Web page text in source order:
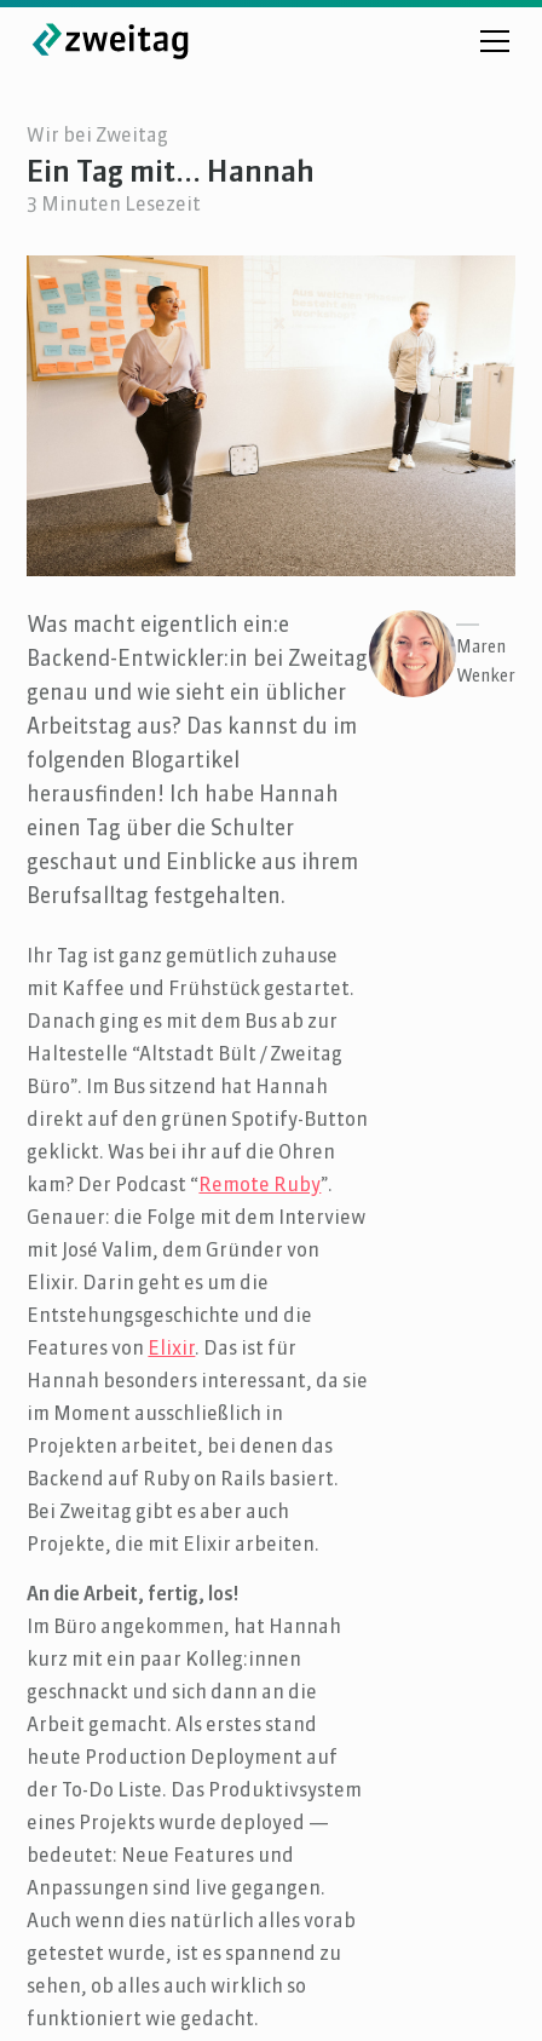
Wir bei Zweitag
Ein Tag mit... Hannah
3 Minuten Lesezeit
Was macht eigentlich ein:e
Backend-Entwickler:in bei Zweitag
genau und wie sieht ein üblicher
Arbeitstag aus? Das kannst du im
folgenden Blogartikel
herausfinden! Ich habe Hannah
einen Tag über die Schulter
geschaut und Einblicke aus ihrem
Berufsalltag festgehalten.
Ihr Tag ist ganz gemütlich zuhause
mit Kaffee und Frühstück gestartet.
Danach ging es mit dem Bus ab zur
Haltestelle “Altstadt Bült / Zweitag
Büro”. Im Bus sitzend hat Hannah
direkt auf den grünen Spotify-Button
geklickt. Was bei ihr auf die Ohren
kam? Der Podcast “ Remote Ruby”.
Genauer: die Folge mit dem Interview
mit José Valim, dem Gründer von
Elixir. Darin geht es um die
Entstehungsgeschichte und die
Features von Elixir. Das ist für
Hannah besonders interessant, da sie
im Moment ausschließlich in
Projekten arbeitet, bei denen das
Backend auf Ruby on Rails basiert.
Bei Zweitag gibt es aber auch
Projekte, die mit Elixir arbeiten.
An die Arbeit, fertig, los!
Im Büro angekommen, hat Hannah
kurz mit ein paar Kolleg:innen
geschnackt und sich dann an die
Arbeit gemacht. Als erstes stand
heute Production Deployment auf
der To-Do Liste. Das Produktivsystem
eines Projekts wurde deployed —
bedeutet: Neue Features und
Anpassungen sind live gegangen.
Auch wenn dies natürlich alles vorab
getestet wurde, ist es spannend zu
sehen, ob alles auch wirklich so
funktioniert wie gedacht.
Maren
Wenker